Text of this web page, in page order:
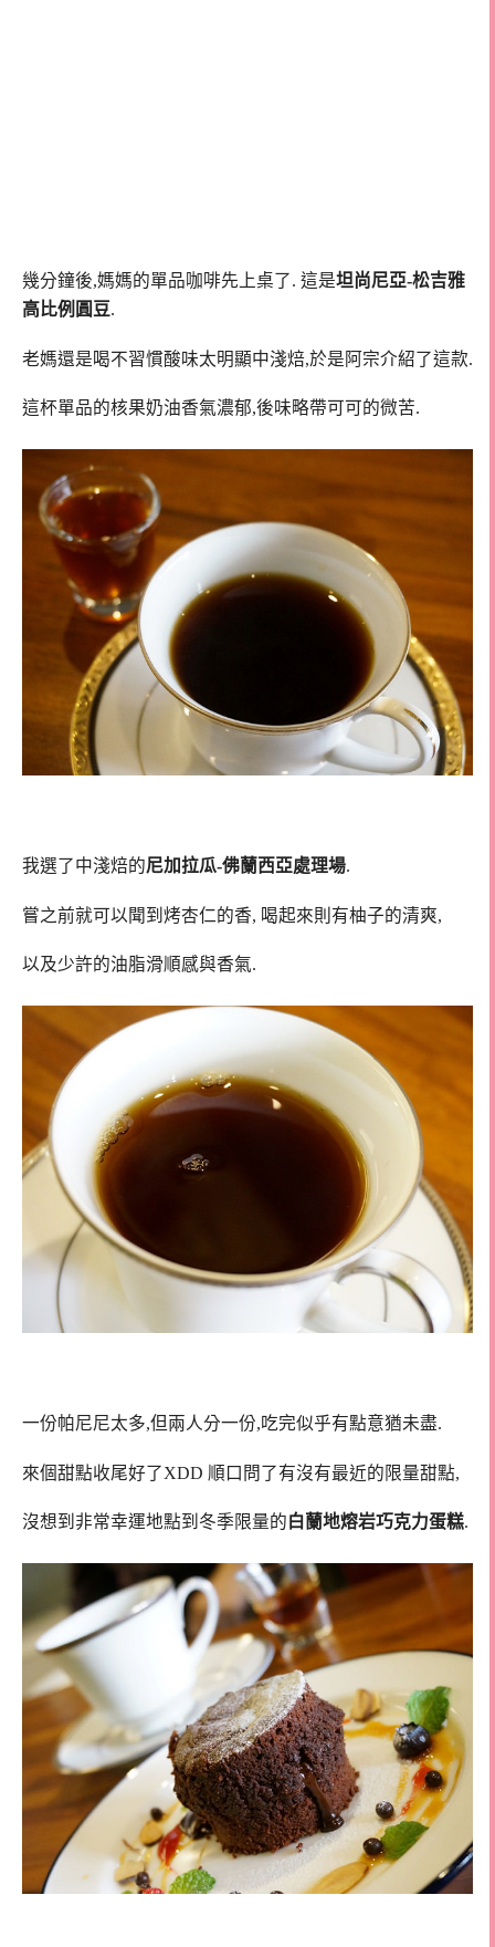
幾分鐘後,媽媽的單品咖啡先上桌了. 這是坦尚尼亞-松吉雅
高比例圓豆.
老媽還是喝不習慣酸味太明顯中淺焙,於是阿宗介紹了這款.
這杯單品的核果奶油香氣濃郁,後味略帶可可的微苦.
我選了中淺焙的尼加拉瓜-佛蘭西亞處理場.
嘗之前就可以聞到烤杏仁的香, 喝起來則有柚子的清爽,
以及少許的油脂滑順感與香氣.
一份帕尼尼太多,但兩人分一份,吃完似乎有點意猶未盡.
來個甜點收尾好了XDD 順口問了有沒有最近的限量甜點,
沒想到非常幸運地點到冬季限量的 白蘭地熔岩巧克力蛋糕.